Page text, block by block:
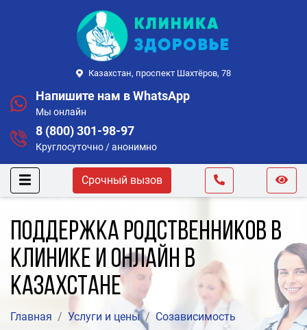
Казахстан, проспект Шахтёров, 78
Напишите нам в WhatsApp
Мы онлайн
8 (800) 301-98-97
Круглосуточно / анонимно
Срочный вызов
Поддержка родственников в
клинике и онлайн в
Казахстане
Главная Услуги и цены
Созависимость